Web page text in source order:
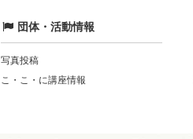
団体・活動情報
写真投稿
こ・こ・に講座情報